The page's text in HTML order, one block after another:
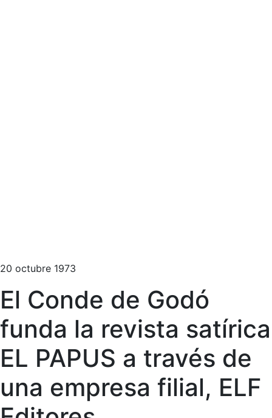
20 octubre 1973
El Conde de Godó
funda la revista satírica
EL PAPUS a través de
una empresa filial, ELF